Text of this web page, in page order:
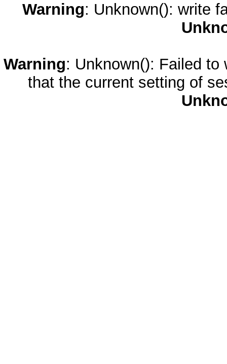
Warning: Unknown(): write
Warning: Unknown(): Failed
that the current setting of